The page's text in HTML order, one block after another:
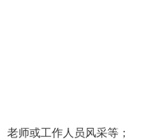
师或工作人员风采等；